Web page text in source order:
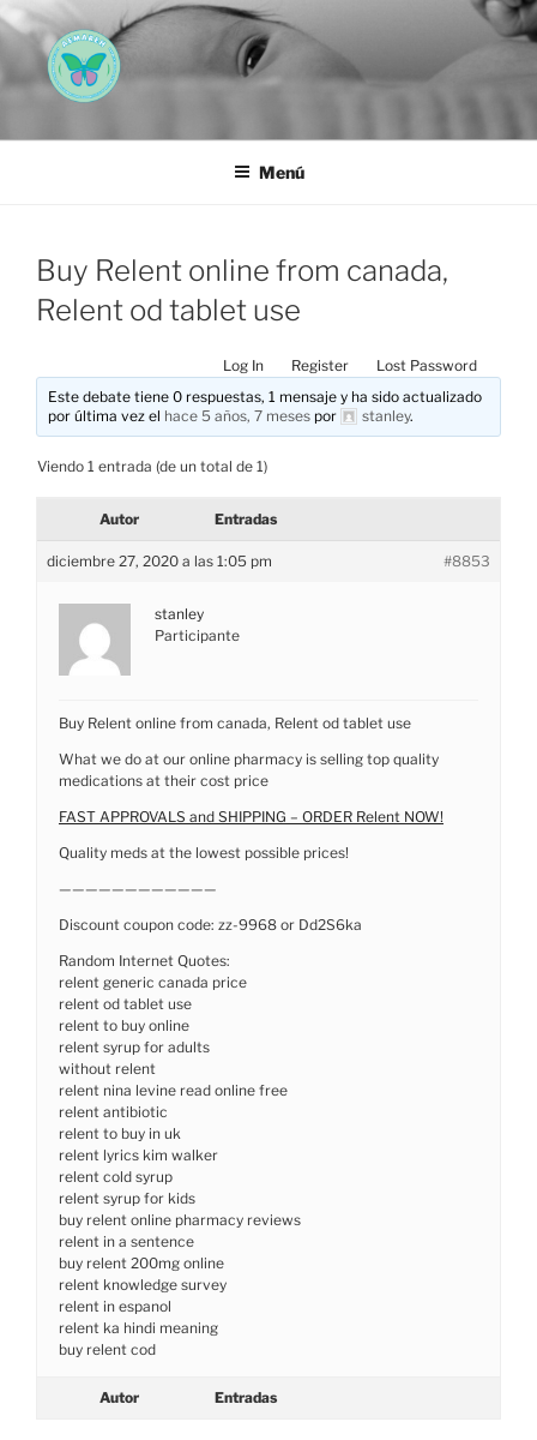
Saltar
al
contenido
AEMAREH
Menú
Buy Relent online from canada,
Relent od tablet use
Log In Register
Lost Password
Este debate tiene 0 respuestas, 1 mensaje y ha sido actualizado
por última vez el hace 5 años, 7 meses por stanley.
Viendo 1 entrada (de un total de 1)
Autor Entradas
diciembre 27, 2020 a las 1:05 pm #8853
stanley
Participante
Buy Relent online from canada, Relent od tablet use
What we do at our online pharmacy is selling top quality
medications at their cost price
FAST APPROVALS and SHIPPING – ORDER Relent NOW!
Quality meds at the lowest possible prices!
————————————
Discount coupon code: zz-9968 or Dd2S6ka
Random Internet Quotes:
relent generic canada price
relent od tablet use
relent to buy online
relent syrup for adults
without relent
relent nina levine read online free
relent antibiotic
relent to buy in uk
relent lyrics kim walker
relent cold syrup
relent syrup for kids
buy relent online pharmacy reviews
relent in a sentence
buy relent 200mg online
relent knowledge survey
relent in espanol
relent ka hindi meaning
buy relent cod
Autor Entradas